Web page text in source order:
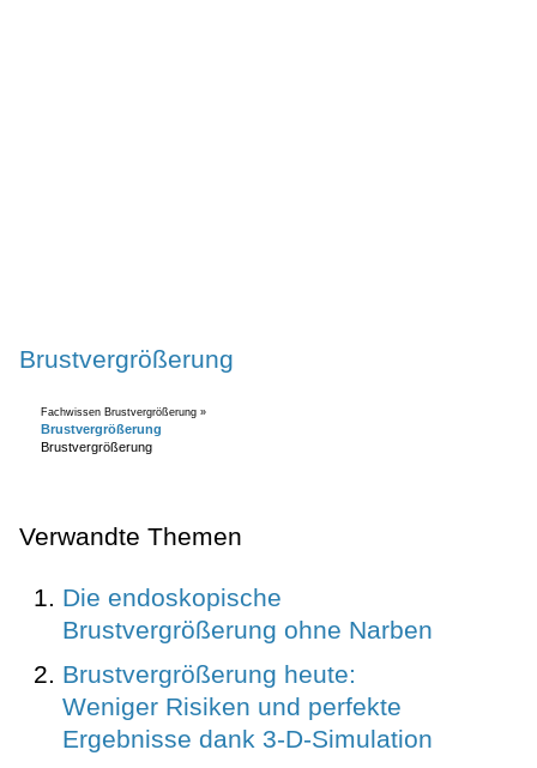
Brustvergrößerung
Fachwissen Brustvergrößerung »
Brustvergrößerung
Brustvergrößerung
Verwandte Themen
Die endoskopische
Brustvergrößerung ohne Narben
Brustvergrößerung heute:
Weniger Risiken und perfekte
Ergebnisse dank 3-D-Simulation